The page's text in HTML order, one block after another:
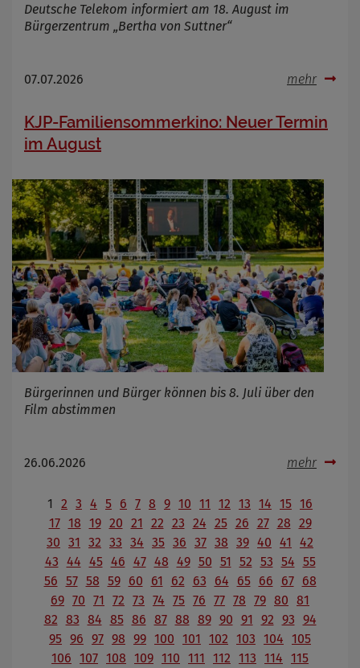
Deutsche Telekom informiert am 18. August im
Bürgerzentrum „Bertha von Suttner“
07.07.2026 mehr
KJP-Familiensommerkino: Neuer Termin
im August
Bürgerinnen und Bürger können bis 8. Juli über den
Film abstimmen
26.06.2026 mehr
1 2 3 4 5 6 7 8 9 10 11 12 13 14 15 16
17 18 19 20 21 22 23 24 25 26 27 28 29
30 31 32 33 34 35 36 37 38 39 40 41
42
43 44 45 46 47 48 49 50 51 52 53 54 55
56 57 58 59 60 61 62 63 64 65 66 67
68
69 70 71 72 73 74 75 76 77 78 79 80 81
82 83 84 85 86 87 88 89 90 91 92 93 94
95 96 97 98 99 100 101 102 103 104 105
106 107 108 109 110 111 112 113 114 115